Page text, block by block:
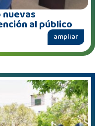
al público
ampliar